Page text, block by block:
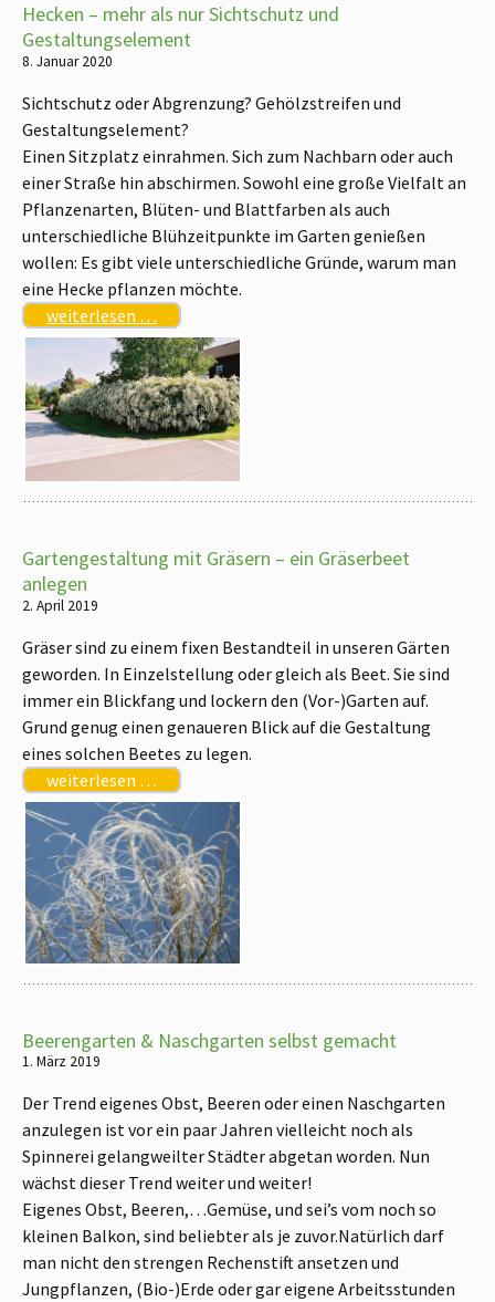
Hecken – mehr als nur Sichtschutz und
Gestaltungselement
8. Januar 2020
Sichtschutz oder Abgrenzung? Gehölzstreifen und
Gestaltungselement?
Einen Sitzplatz einrahmen. Sich zum Nachbarn oder auch
einer Straße hin abschirmen. Sowohl eine große Vielfalt an
Pflanzenarten, Blüten- und Blattfarben als auch
unterschiedliche Blühzeitpunkte im Garten genießen
wollen: Es gibt viele unterschiedliche Gründe, warum man
eine Hecke pflanzen möchte.
weiterlesen …
Gartengestaltung mit Gräsern – ein Gräserbeet
anlegen
2. April 2019
Gräser sind zu einem fixen Bestandteil in unseren Gärten
geworden. In Einzelstellung oder gleich als Beet. Sie sind
immer ein Blickfang und lockern den (Vor-)Garten auf.
Grund genug einen genaueren Blick auf die Gestaltung
eines solchen Beetes zu legen.
weiterlesen …
Beerengarten & Naschgarten selbst gemacht
1. März 2019
Der Trend eigenes Obst, Beeren oder einen Naschgarten
anzulegen ist vor ein paar Jahren vielleicht noch als
Spinnerei gelangweilter Städter abgetan worden. Nun
wächst dieser Trend weiter und weiter!
Eigenes Obst, Beeren,…Gemüse, und sei’s vom noch so
kleinen Balkon, sind beliebter als je zuvor.Natürlich darf
man nicht den strengen Rechenstift ansetzen und
Jungpflanzen, (Bio-)Erde oder gar eigene Arbeitsstunden